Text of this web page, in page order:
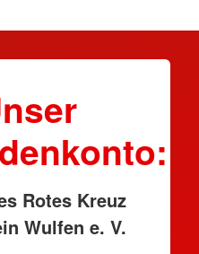
Rotes Kreuz
Wulfen e. V.